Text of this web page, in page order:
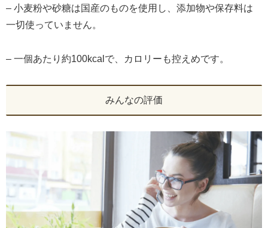
– 小麦粉や砂糖は国産のものを使用し、添加物や保存料は
一切使っていません。
– 一個あたり約100kcalで、カロリーも控えめです。
みんなの評価